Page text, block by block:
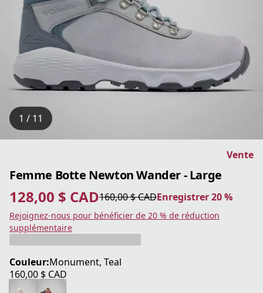
1 / 11
Vente
Femme Botte Newton Wander - Large
128,00 $ CAD
prix actuel 128,00 $ CAD160,00 $ CAD
prix original 160,00 $ CAD Enregistrer 20 %
Enregistrer 20 %
Rejoignez-nous pour bénéficier de 20 % de réduction
supplémentaire
Couleur:Monument, Teal
160,00 $ CAD
prix actuel 160,00 $ CAD